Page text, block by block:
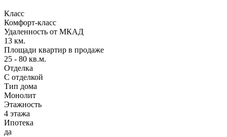
Класс
Комфорт-класс
Удаленность от МКАД
13 км.
Площади квартир в продаже
25 - 80 кв.м.
Отделка
С отделкой
Тип дома
Монолит
Этажность
4 этажа
Ипотека
да